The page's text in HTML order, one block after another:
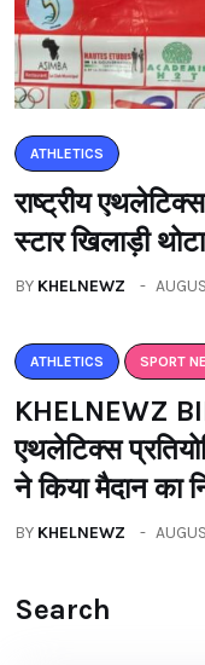
ATHLETICS
राष्ट्रीय
स्टार खिलाड़ी
BY KHELNEWZ
ATHLETICS SPORT
KHELNEWZ
एथलेटिक्स
ने किया मैदान का
BY KHELNEWZ
Search